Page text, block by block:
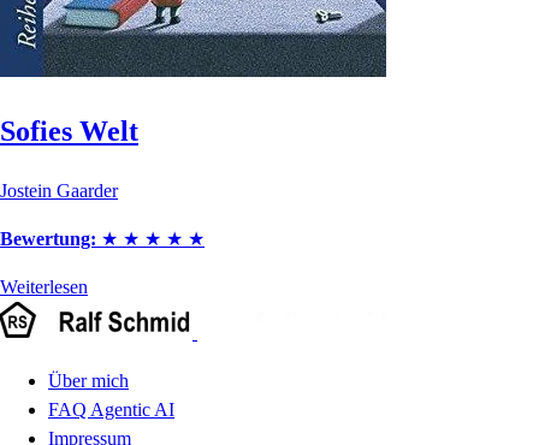
Sofies Welt
Jostein Gaarder
Bewertung: ★ ★ ★ ★ ★
Weiterlesen
Über mich
FAQ Agentic AI
Impressum